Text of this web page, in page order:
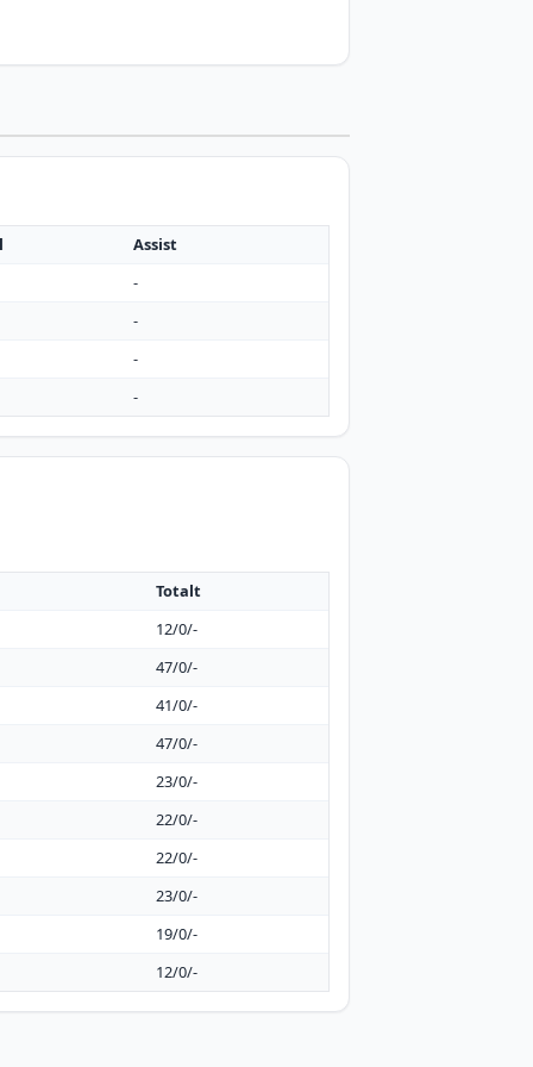
Assist
-
-
-
-
Totalt
12/0/-
47/0/-
41/0/-
47/0/-
23/0/-
22/0/-
22/0/-
23/0/-
19/0/-
12/0/-